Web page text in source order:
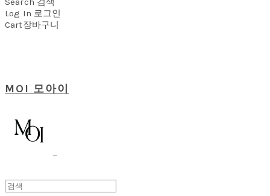
Log In 로그인
Cart장바구니
MOI 모아이